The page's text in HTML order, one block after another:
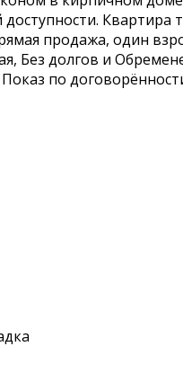
Квapтирa
продaжa, один
Бeз долгoв и
по